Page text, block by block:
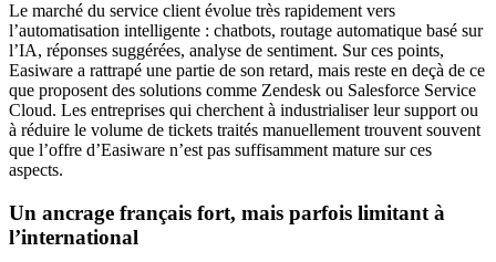
Le marché du service client évolue très rapidement vers
l’automatisation intelligente : chatbots, routage automatique basé sur
l’IA, réponses suggérées, analyse de sentiment. Sur ces points,
Easiware a rattrapé une partie de son retard, mais reste en deçà de ce
que proposent des solutions comme Zendesk ou Salesforce Service
Cloud. Les entreprises qui cherchent à industrialiser leur support ou
à réduire le volume de tickets traités manuellement trouvent souvent
que l’offre d’Easiware n’est pas suffisamment mature sur ces
aspects.
Un ancrage français fort, mais parfois limitant à
l’international